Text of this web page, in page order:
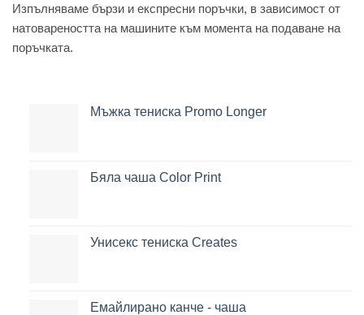
Изпълняваме бързи и експресни поръчки, в зависимост от
натовареността на машините към момента на подаване на
поръчката.
Мъжка тениска Promo Longer
Бяла чаша Color Print
Унисекс тениска Creates
Емайлирано канче - чаша